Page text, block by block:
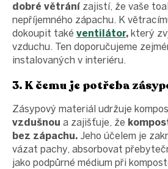
dobré větrání zajistí, že vaše
nepříjemného zápachu. K
dokoupit také ventilátor, který
vzduchu. Ten doporučujeme
instalovaných v interiéru.
3. K čemu je potřeba
Zásypový materiál udržuje
vzdušnou a zajišťuje, že
bez zápachu. Jeho účelem je
vázat pachy, absorbovat
jako podpůrné médium při